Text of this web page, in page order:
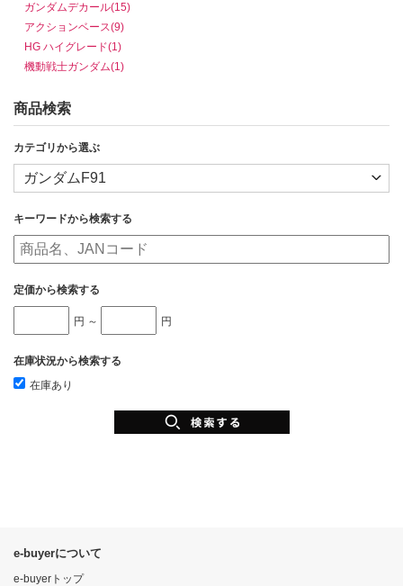
ガンダムデカール(15)
アクションベース(9)
HG ハイグレード(1)
機動戦士ガンダム(1)
商品検索
カテゴリから選ぶ
キーワードから検索する
定価から検索する
円 ～ 円
在庫状況から検索する
在庫あり
e-buyerについて
e-buyerトップ